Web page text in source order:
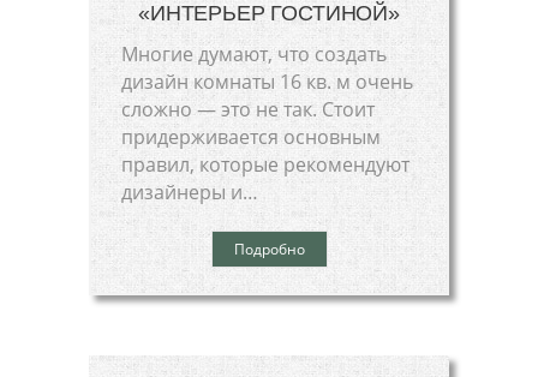
«ИНТЕРЬЕР ГОСТИНОЙ»
Многие думают, что создать
дизайн комнаты 16 кв. м очень
сложно — это не так. Стоит
придерживается основным
правил, которые рекомендуют
дизайнеры и…
Подробно